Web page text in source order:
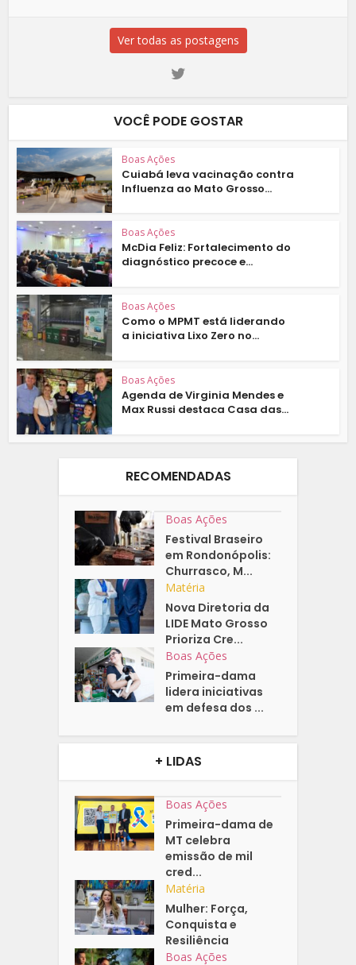
Ver todas as postagens
VOCÊ PODE GOSTAR
Boas Ações
Cuiabá leva vacinação contra
Influenza ao Mato Grosso...
Boas Ações
McDia Feliz: Fortalecimento do
diagnóstico precoce e...
Boas Ações
Como o MPMT está liderando
a iniciativa Lixo Zero no...
Boas Ações
Agenda de Virginia Mendes e
Max Russi destaca Casa das...
RECOMENDADAS
Boas Ações
Festival Braseiro
em Rondonópolis:
Churrasco, M...
Matéria
Nova Diretoria da
LIDE Mato Grosso
Prioriza Cre...
Boas Ações
Primeira-dama
lidera iniciativas
em defesa dos ...
+ LIDAS
Boas Ações
Primeira-dama de
MT celebra
emissão de mil
cred...
Matéria
Mulher: Força,
Conquista e
Resiliência
Boas Ações